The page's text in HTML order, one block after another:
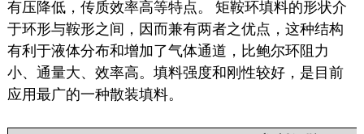
有压降低，传质效率高等特点。
矩鞍环填料的形状介
于环形与鞍形之间，因而兼有两者之优点，这种结构
有利于液体分布和增加了气体通道，比鲍尔环阻力
小、通量大、效率高。填料强度和刚性较好，是目前
应用最广的一种散装填料。